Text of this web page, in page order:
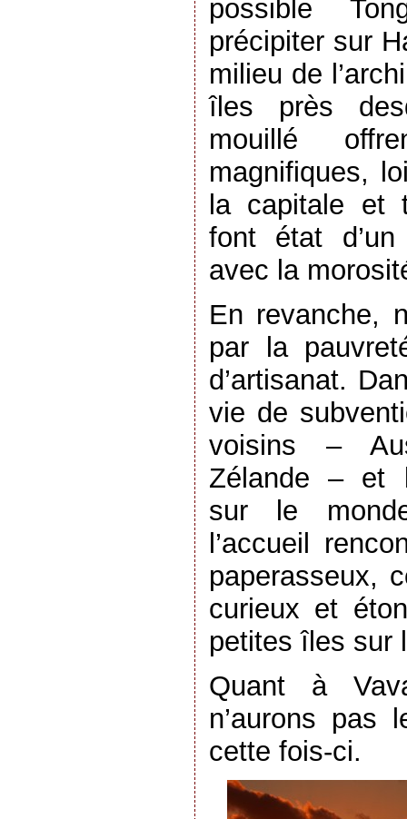
possible
précipiter sur
milieu de
îles près
mouillé
magnifiques,
la capitale et
font état d’un
avec la
En revanche,
par la
d’artisanat.
vie de
voisins –
Zélande – et
sur le
l’accueil
paperasseux,
curieux et
petites îles sur
Quant à
n’aurons pas
cette fois-ci.